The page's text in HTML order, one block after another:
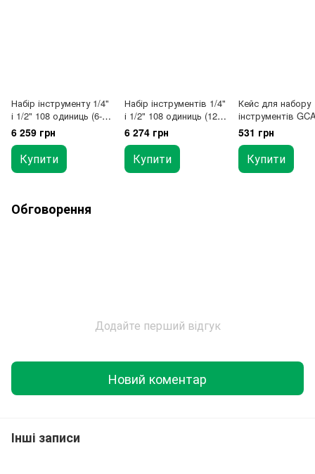
Набір інструменту 1/4"
і 1/2" 108 одиниць (6-ти
гранний) TOPTUL
GCAI108R
6 259 грн
Купити
Набір інструментів 1/4"
і 1/2" 108 одиниць (12-
ти гранний) TOPTUL
GCAI108R1
6 274 грн
Купити
Кейс для набору
інструментів
531 грн
Купити
Обговорення
Додайте перший відгук
Новий коментар
Інші записи